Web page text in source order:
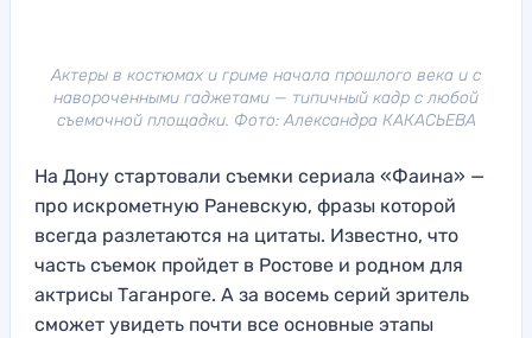
Актеры в костюмах и гриме начала прошлого века и с
навороченными гаджетами — типичный кадр с любой
съемочной площадки. Фото: Александра КАКАСЬЕВА
На Дону стартовали съемки сериала «Фаина» —
про искрометную Раневскую, фразы которой
всегда разлетаются на цитаты. Известно, что
часть съемок пройдет в Ростове и родном для
актрисы Таганроге. А за восемь серий зритель
сможет увидеть почти все основные этапы